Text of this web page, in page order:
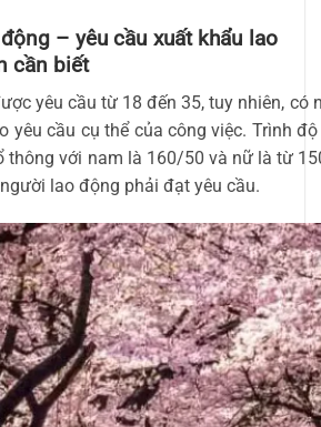
– yêu cầu xuất khẩu lao
cần biết
yêu cầu từ 18 đến 35, tuy nhiên,
yêu cầu cụ thể của công việc. Trình
thông với nam là 160/50 và nữ là từ
lao động phải đạt yêu cầu.